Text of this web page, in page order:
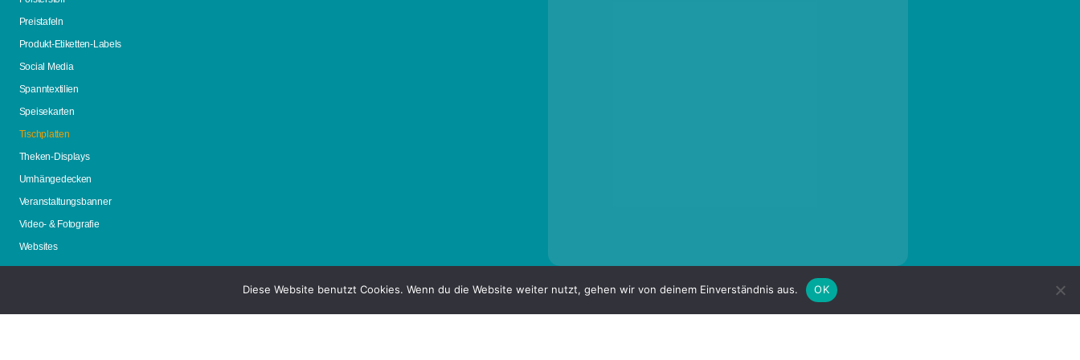
Preistafeln
Produkt-Etiketten-Labels
Social Media
Spanntextilien
Speisekarten
Tischplatten
Theken-Displays
Umhängedecken
Veranstaltungsbanner
Video- & Fotografie
Websites
Diese Website benutzt Cookies. Wenn du die Website weiter nutzt, gehen wir von deinem Einverständnis aus. OK